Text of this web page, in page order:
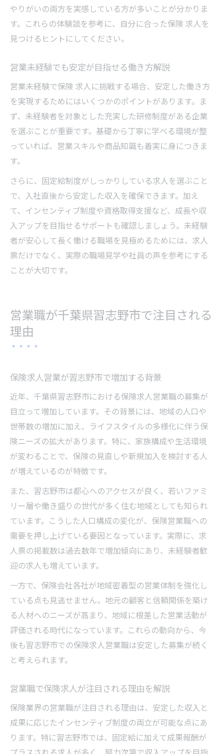
やりがいの両方を実感している方が多いことが分かりま
す。これらの体験談を参考に、自分に合った保険 求人を
見つけるヒントにしてください。
営業未経験でも安定が目指せる働き方解説
営業未経験で保険 求人に挑戦する場合、安定した働き方
を実現するためにはいくつかのポイントがあります。ま
ず、未経験者を対象とした充実した研修制度がある企業
を選ぶことが重要です。基礎から丁寧に学べる環境が整
っていれば、営業スキルや商品知識も着実に身につきま
す。
さらに、固定給制度がしっかりしている求人を選ぶこと
で、入社直後から安定した収入を確保できます。加え
て、インセンティブ制度や資格取得支援など、成長や収
入アップを目指せるサポートも確認しましょう。未経験
者が安心して長く働ける職場を見極めるためには、求人
票だけでなく、実際の職場見学や社員の声を参考にする
ことが大切です。
営業職が千葉県習志野市で注目される
理由
保険求人営業が習志野市で増加する背景
近年、千葉県習志野市における保険求人営業職の募集が
目立って増加しています。その背景には、地域の人口や
世帯数の増加に加え、ライフスタイルの多様化に伴う保
険ニーズの拡大があります。特に、家族構成や生活環境
が変わることで、保険の見直しや新規加入を検討する人
が増えているのが特徴です。
また、習志野市は都心へのアクセスが良く、若いファミ
リー層や働き盛りの世代が多く住む地域としても知られ
ています。こうした人口構成の変化が、保険営業職への
需要を押し上げている要因となっています。実際に、求
人票の掲載数は過去数年で増加傾向にあり、未経験者歓
迎の求人も増えています。
一方で、保険会社各社が地域密着型の営業体制を強化し
ている点も見逃せません。地元の顧客と信頼関係を築け
る人材へのニーズが高まり、地域に根差した営業活動が
評価される時代になっています。これらの動向から、今
後も習志野市での保険求人営業職は安定した募集が続く
と考えられます。
営業職で保険求人が注目される理由を解説
保険業界の営業職が注目される理由は、安定した収入と
成果に応じたインセンティブ制度の両立が可能な点にあ
ります。特に習志野市では、固定給に加えて成果報酬が